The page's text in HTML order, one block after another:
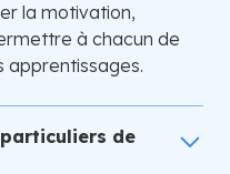
la motivation,
à chacun de
apprentissages.
de